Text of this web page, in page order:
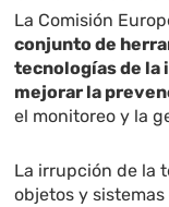
La Comisión
conjunto de
tecnologías de la
mejorar la
el monitoreo y la
La irrupción de la
objetos y